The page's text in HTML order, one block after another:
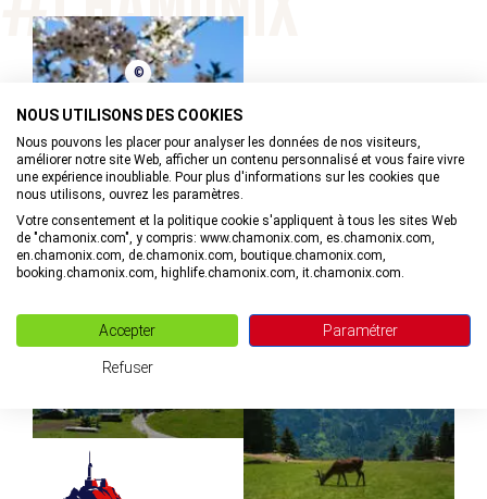
©
©
NOUS UTILISONS DES COOKIES
Nous pouvons les placer pour analyser les données de nos visiteurs,
améliorer notre site Web, afficher un contenu personnalisé et vous faire vivre
une expérience inoubliable. Pour plus d'informations sur les cookies que
nous utilisons, ouvrez les paramètres.
Votre consentement et la politique cookie s'appliquent à tous les sites Web
de "chamonix.com", y compris: www.chamonix.com, es.chamonix.com,
en.chamonix.com, de.chamonix.com, boutique.chamonix.com,
booking.chamonix.com, highlife.chamonix.com, it.chamonix.com.
Accepter Paramétrer
Refuser